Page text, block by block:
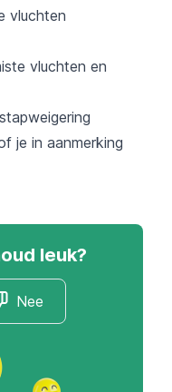
vluchten
vluchten en
je in aanmerking
leuk?
Nee